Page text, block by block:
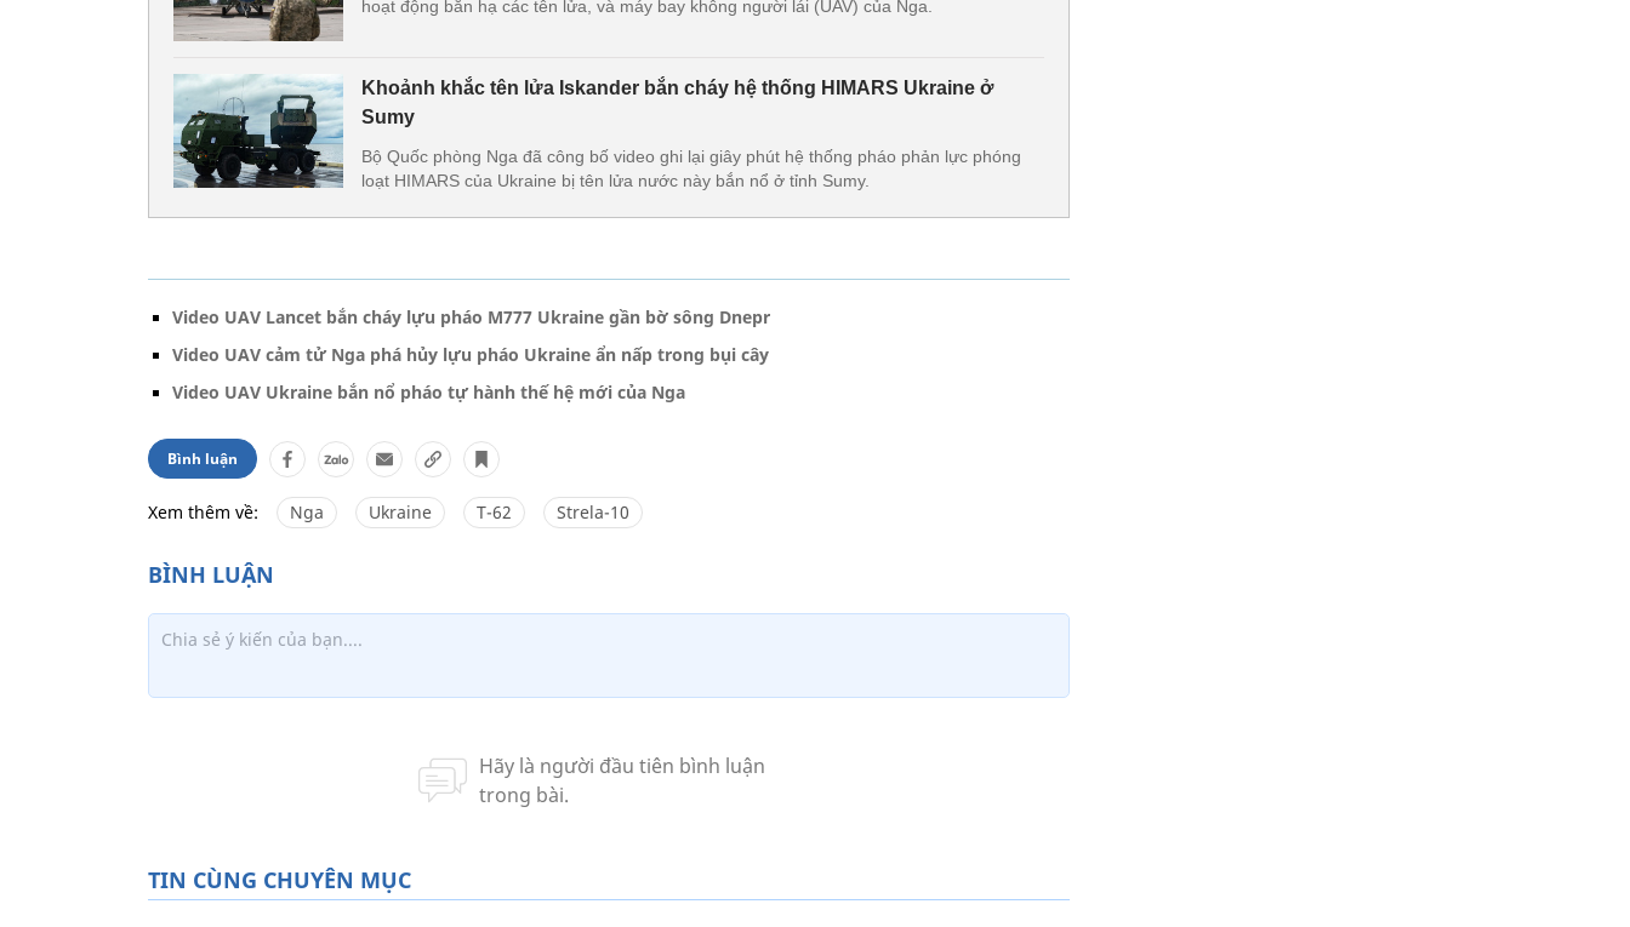
hoạt động bắn hạ các tên lửa, và máy bay không người lái (UAV) của Nga.
Khoảnh khắc tên lửa Iskander bắn cháy hệ thống HIMARS Ukraine ở
Sumy
Bộ Quốc phòng Nga đã công bố video ghi lại giây phút hệ thống pháo phản lực phóng
loạt HIMARS của Ukraine bị tên lửa nước này bắn nổ ở tỉnh Sumy.
Video UAV Lancet bắn cháy lựu pháo M777 Ukraine gần bờ sông Dnepr
Video UAV cảm tử Nga phá hủy lựu pháo Ukraine ẩn nấp trong bụi cây
Video UAV Ukraine bắn nổ pháo tự hành thế hệ mới của Nga
Bình luận
Xem thêm về: Nga Ukraine T-62 Strela-10
TIN CÙNG CHUYÊN MỤC